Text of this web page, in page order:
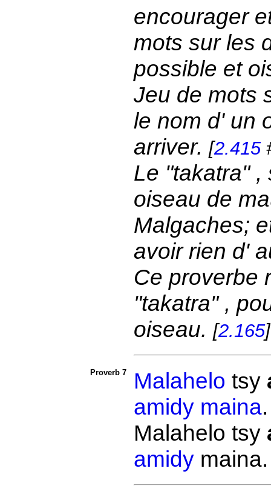
encourager
mots sur les
possible et
Jeu de mots
le nom d' un
arriver. [2.415
Le "takatra" ,
oiseau de
Malgaches;
avoir rien d'
Ce proverbe
"takatra" ,
oiseau. [2.165]
Proverb 7 Malahelo tsy
amidy maina
Malahelo tsy
amidy